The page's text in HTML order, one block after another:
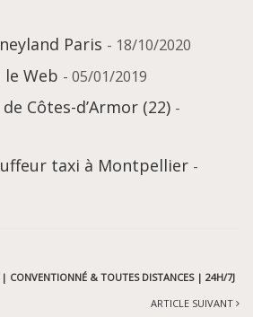
Paris - 18/10/2020
Web - 05/01/2019
Côtes-d’Armor (22) -
taxi à Montpellier -
CONVENTIONNÉ & TOUTES DISTANCES | 24H/7J
ARTICLE SUIVANT